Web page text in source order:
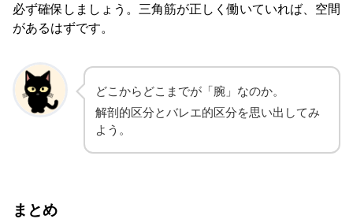
必ず確保しましょう。三角筋が正しく働いていれば、空間
があるはずです。
どこからどこまでが「腕」なのか。
解剖的区分とバレエ的区分を思い出してみ
よう。
まとめ